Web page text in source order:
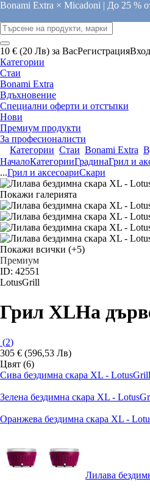
Bonami Extra × Micadoni | До 25 %
10 € (20 Лв) за ВасРегистрацияВход
Категории
Стаи
Bonami Extra
Вдъхновение
Специални оферти и отстъпки
Нови
Премиум продукти
За професионалисти
Категории Стаи Bonami Extra
НачалоКатегорииГрадинаГрил и
...Грил и аксесоариСкари
Покажи галерията
Покажи всички (+5)
Премиум
ID: 42551
LotusGrill
Грил XLНа
(2)
305 € (596,53 Лв)
Цвят (6)
Сива бездимна скара XL - LotusGrill
Зелена бездимна скара XL -
Оранжева бездимна скара XL -
Лилава